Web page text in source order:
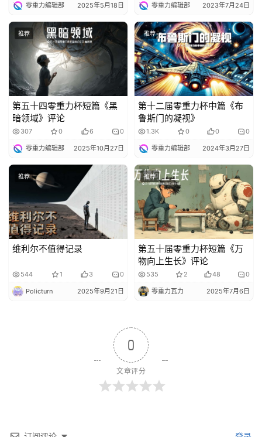
零重力编辑部 2025年5月18日 零重力编辑部 2023年7月24日
推荐
第五十四零重力杯短篇《黑
暗领域》评论
307 0 6 0
零重力编辑部 2025年10月27日
推荐
第十二届零重力杯中篇《布
鲁斯门的凝视》
1.3K 0 0 0
零重力编辑部 2024年3月27日
推荐
维利尔不值得记录
544 1 3 0
Policturn 2025年9月21日
推荐
第五十届零重力杯短篇《万
物向上生长》评论
535 2 48 0
零重力瓦力 2025年7月6日
0
文章评分